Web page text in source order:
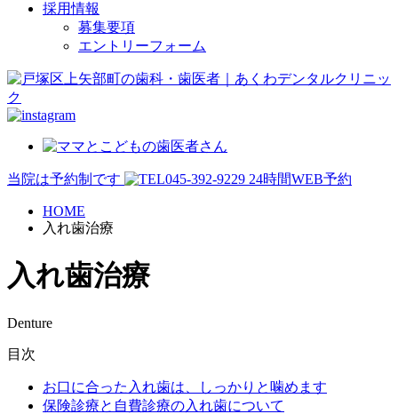
採用情報
募集要項
エントリーフォーム
当院は予約制です 045-392-9229 24時間WEB予約
HOME
入れ歯治療
入れ歯治療
Denture
目次
お口に合った入れ歯は、しっかりと噛めます
保険診療と自費診療の入れ歯について